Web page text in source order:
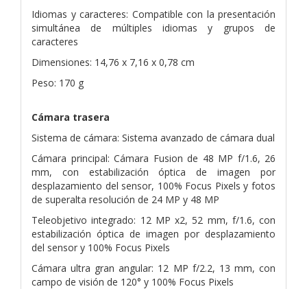
Idiomas y caracteres: Compatible con la presentación
simultánea de múltiples idiomas y grupos de
caracteres
Dimensiones: 14,76 x 7,16 x 0,78 cm
Peso: 170 g
Cámara trasera
Sistema de cámara: Sistema avanzado de cámara dual
Cámara principal: Cámara Fusion de 48 MP f/1.6, 26
mm, con estabilización óptica de imagen por
desplazamiento del sensor, 100% Focus Pixels y fotos
de superalta resolución de 24 MP y 48 MP
Teleobjetivo integrado: 12 MP x2, 52 mm, f/1.6, con
estabilización óptica de imagen por desplazamiento
del sensor y 100% Focus Pixels
Cámara ultra gran angular: 12 MP f/2.2, 13 mm, con
campo de visión de 120° y 100% Focus Pixels